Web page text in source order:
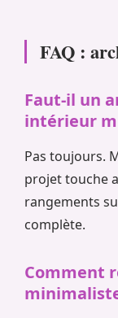
FAQ :
Faut-il un
intérieur
Pas toujours.
projet touche
rangements
complète.
Comment